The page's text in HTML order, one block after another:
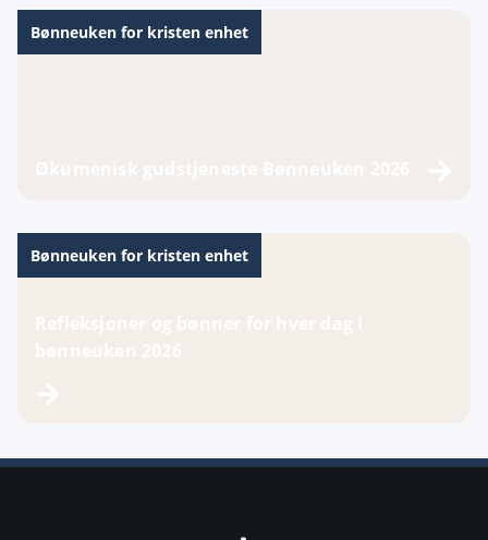
Bønneuken for kristen enhet
Bønneuken for kristen enhet